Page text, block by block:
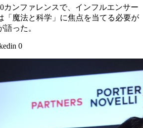
カンファレンスで、インフルエンサー
「魔法と科学」に焦点を当てる必要が
った。
0